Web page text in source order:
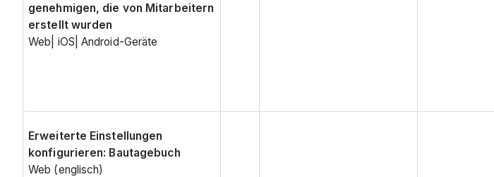
genehmigen, die von Mitarbeitern
erstellt wurden
Web| iOS| Android-Geräte
Erweiterte Einstellungen
konfigurieren: Bautagebuch
Web (englisch)